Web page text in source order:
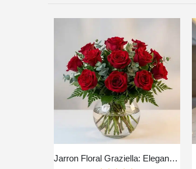
Jarron Floral Graziella: Elegancia en 12 Rosas Seleccionadas 🌹